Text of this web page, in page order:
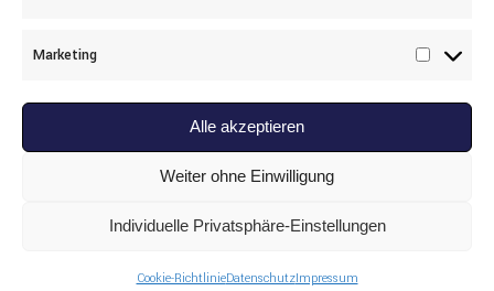
Marketing
Alle akzeptieren
Weiter ohne Einwilligung
Individuelle Privatsphäre-Einstellungen
Cookie-RichtlinieDatenschutzImpressum